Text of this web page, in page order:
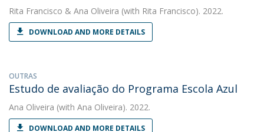
Rita Francisco & Ana Oliveira (with Rita Francisco). 2022.
DOWNLOAD AND MORE DETAILS
OUTRAS
Estudo de avaliação do Programa Escola Azul
Ana Oliveira (with Ana Oliveira). 2022.
DOWNLOAD AND MORE DETAILS